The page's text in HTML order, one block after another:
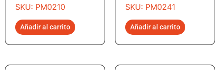
SKU: PM0210
Añadir al carrito
SKU: PM0241
Añadir al carrito